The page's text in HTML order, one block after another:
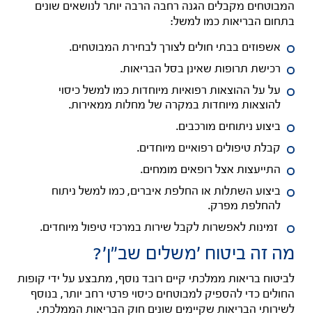
המבוטחים מקבלים הגנה רחבה הרבה יותר לנושאים שונים
בתחום הבריאות כמו למשל:
אשפוזים בבתי חולים לצורך לבחירת המבוטחים.
רכישת תרופות שאינן בסל הבריאות.
על על ההוצאות רפואיות מיוחדות כמו למשל כיסוי
להוצאות מיוחדות במקרה של מחלות ממאירות.
ביצוע ניתוחים מורכבים.
קבלת טיפולים רפואיים מיוחדים.
התייעצות אצל רופאים מומחים.
ביצוע השתלות או החלפת איברים, כמו למשל ניתוח
להחלפת מפרק.
זמינות לאפשרות לקבל שירות במרכזי טיפול מיוחדים.
מה זה ביטוח 'משלים שב"ן'?
לביטוח בריאות ממלכתי קיים רובד נוסף, מתבצע על ידי קופות
החולים כדי להספיק למבוטחים כיסוי פרטי רחב יותר, בנוסף
לשירותי הבריאות שקיימים שונים חוק הבריאות הממלכתי.